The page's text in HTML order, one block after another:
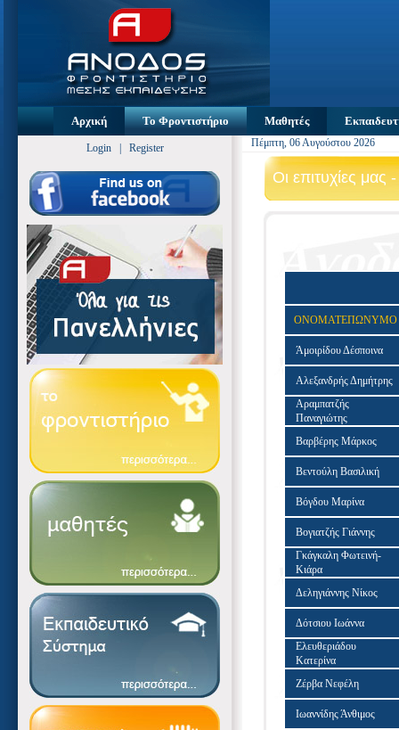
Αρχική Το Φροντιστήριο Μαθητές
Login| Register Πέμπτη, 06 Αυγούστου 2026
Οι επιτυχίες
ΟΝΟΜΑΤΕΠΩΝΥΜΟ
Άμοιρίδου Δέσποινα
Αλεξανδρής Δημήτρης
Αραμπατζής
Παναγιώτης
Βαρβέρης Μάρκος
Βεντούλη Βασιλική
Βόγδου Μαρίνα
Βογιατζής Γιάννης
Γκάγκαλη Φωτεινή-
Κιάρα
Δεληγιάννης Νίκος
Δότσιου Ιωάννα
Ελευθεριάδου
Κατερίνα
Ζέρβα Νεφέλη
Ιωαννίδης Άνθιμος